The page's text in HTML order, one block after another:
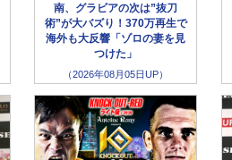
南、グラビアの次は”抜刀
術”が大バズり！370万再生で
海外も大反響「ゾロの妻を見
つけた」
（2026年08月05日UP）